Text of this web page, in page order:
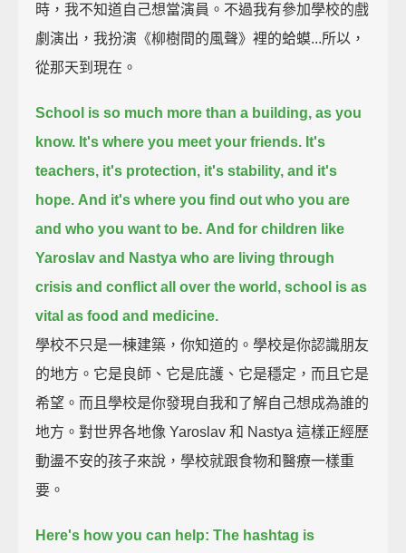
時，我不知道自己想當演員。不過我有參加學校的戲
劇演出，我扮演《柳樹間的風聲》裡的蛤蟆...所以，
從那天到現在。
School is so much more than a building, as you
know. It's where you meet your friends. It's
teachers, it's protection, it's stability, and it's
hope. And it's where you find out who you are
and who you want to be. And for children like
Yaroslav and Nastya who are living through
crisis and conflict all over the world, school is as
vital as food and medicine.
學校不只是一棟建築，你知道的。學校是你認識朋友
的地方。它是良師、它是庇護、它是穩定，而且它是
希望。而且學校是你發現自我和了解自己想成為誰的
地方。對世界各地像 Yaroslav 和 Nastya 這樣正經歷
動盪不安的孩子來說，學校就跟食物和醫療一樣重
要。
Here's how you can help: The hashtag is